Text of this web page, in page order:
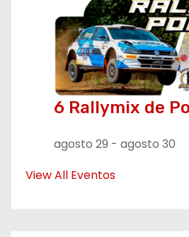
6 Rallymix de
agosto 29 - agosto 30
View All Eventos